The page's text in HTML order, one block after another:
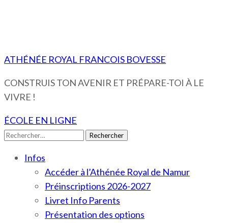
ATHÉNÉE ROYAL FRANCOIS BOVESSE
CONSTRUIS TON AVENIR ET PRÉPARE-TOI À LE
VIVRE !
ÉCOLE EN LIGNE
Rechercher :
Infos
Accéder à l’Athénée Royal de Namur
Préinscriptions 2026-2027
Livret Info Parents
Présentation des options